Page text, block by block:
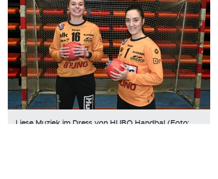
Liese Muziek im Dress von HUBO Handbal (Foto: